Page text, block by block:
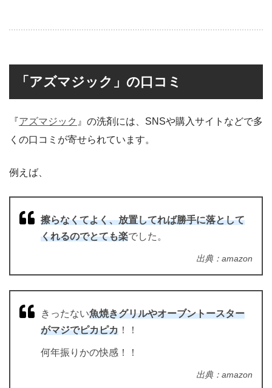
「アズマジック」の口コミ
『アズマジック 』の洗剤には、SNSや購入サイトなどで多
くの口コミが寄せられています。
例えば、
擦らなくてよく、放置してれば勝手に落として
くれるのでとても楽でした。
出典：amazon
きったない魚焼きグリルやオーブントースター
がマジでピカピカ ！！
何年振りかの快感！！
出典：amazon